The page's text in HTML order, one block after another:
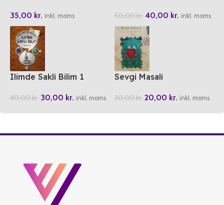
35,00 kr. inkl. moms 50,00kr. 40,00 kr. inkl. moms
Ilimde Sakli Bilim 1
40,00kr. 30,00 kr. inkl. moms
Sevgi Masali
30,00kr. 20,00 kr. inkl. moms